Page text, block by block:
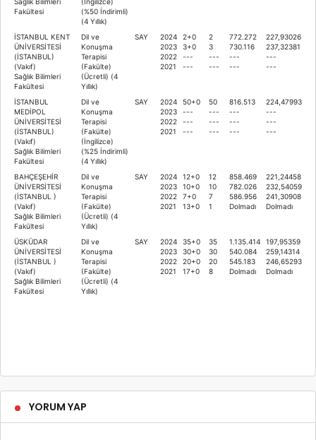
Fakültesi
(%50 İndirimli)
(4 Yıllık)
İSTANBUL KENT
ÜNİVERSİTESİ
(İSTANBUL)
(Vakıf)
Sağlık Bilimleri
Fakültesi
Dil ve
Konuşma
Terapisi
(Fakülte)
(Ücretli) (4
Yıllık)
SAY
2024
2023
2022
2021
2+0
3+0
---
---
2
3
---
---
772.272
730.116
---
---
227,93026
237,32381
---
---
İSTANBUL
MEDİPOL
ÜNİVERSİTESİ
(İSTANBUL)
(Vakıf)
Sağlık Bilimleri
Fakültesi
Dil ve
Konuşma
Terapisi
(Fakülte)
(İngilizce)
(%25 İndirimli)
(4 Yıllık)
SAY
2024
2023
2022
2021
50+0
---
---
---
50
---
---
---
816.513
---
---
---
224,47993
---
---
---
BAHÇEŞEHİR
ÜNİVERSİTESİ
(İSTANBUL )
(Vakıf)
Sağlık Bilimleri
Fakültesi
Dil ve
Konuşma
Terapisi
(Fakülte)
(Ücretli) (4
Yıllık)
SAY
2024
2023
2022
2021
12+0
10+0
7+0
13+0
12
10
7
1
858.469
782.026
586.956
Dolmadı
221,24458
232,54059
241,30908
Dolmadı
ÜSKÜDAR
ÜNİVERSİTESİ
(İSTANBUL )
(Vakıf)
Sağlık Bilimleri
Fakültesi
Dil ve
Konuşma
Terapisi
(Fakülte)
(Ücretli) (4
Yıllık)
SAY
2024
2023
2022
2021
35+0
30+0
20+0
17+0
35
30
20
8
1.135.414
540.084
545.183
Dolmadı
197,95359
259,14314
246,65293
Dolmadı
YORUM YAP